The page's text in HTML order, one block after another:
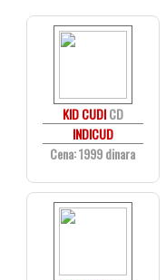
KID CUDICD
INDICUD
Cena: 1999 dinara